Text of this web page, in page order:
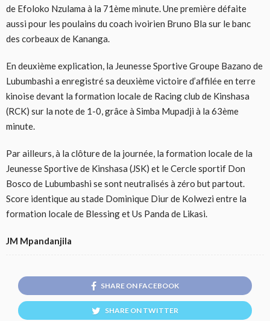
de Efoloko Nzulama à la 71ème minute. Une première défaite
aussi pour les poulains du coach ivoirien Bruno Bla sur le banc
des corbeaux de Kananga.
En deuxième explication, la Jeunesse Sportive Groupe Bazano de
Lubumbashi a enregistré sa deuxième victoire d’affilée en terre
kinoise devant la formation locale de Racing club de Kinshasa
(RCK) sur la note de 1-0, grâce à Simba Mupadji à la 63ème
minute.
Par ailleurs, à la clôture de la journée, la formation locale de la
Jeunesse Sportive de Kinshasa (JSK) et le Cercle sportif Don
Bosco de Lubumbashi se sont neutralisés à zéro but partout.
Score identique au stade Dominique Diur de Kolwezi entre la
formation locale de Blessing et Us Panda de Likasi.
JM Mpandanjila
SHARE ON FACEBOOK
SHARE ON TWITTER